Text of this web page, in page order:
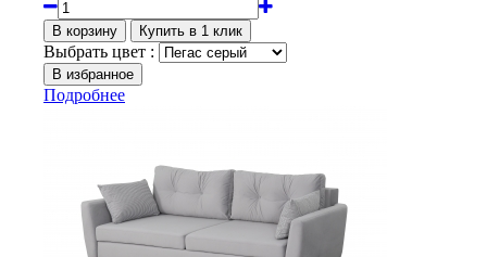
Выбрать цвет :
Подробнее